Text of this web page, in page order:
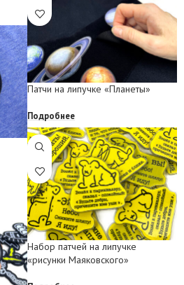
Патчи на липучке «Планеты»
Подробнее
Набор патчей на липучке
«рисунки Маяковского»